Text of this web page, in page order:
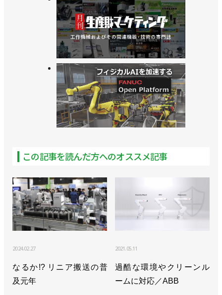
この記事を読んだ方へのオススメ記事
2024.02.27
なるか!? リニア搬送の普
及元年
2021.05.11
過酷な環境やクリーンル
ームに対応／ABB